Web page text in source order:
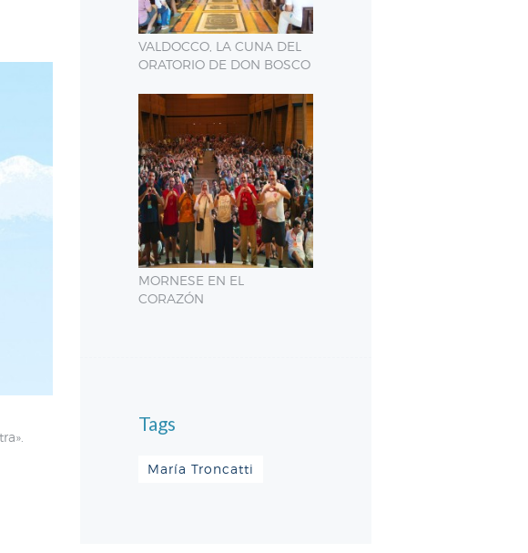
VALDOCCO, LA CUNA DEL
ORATORIO DE DON BOSCO
MORNESE EN EL
CORAZÓN
Tags
María Troncatti